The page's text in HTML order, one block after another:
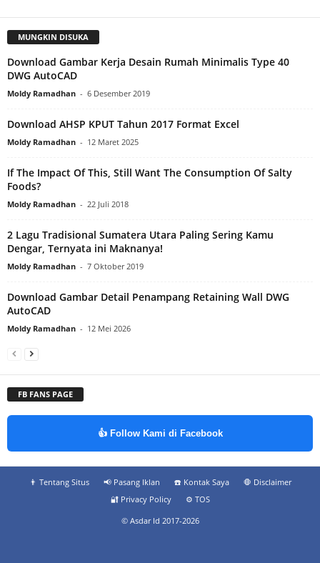
MUNGKIN DISUKA
Download Gambar Kerja Desain Rumah Minimalis Type 40
DWG AutoCAD
Moldy Ramadhan - 6 Desember 2019
Download AHSP KPUT Tahun 2017 Format Excel
Moldy Ramadhan - 12 Maret 2025
If The Impact Of This, Still Want The Consumption Of Salty
Foods?
Moldy Ramadhan - 22 Juli 2018
2 Lagu Tradisional Sumatera Utara Paling Sering Kamu
Dengar, Ternyata ini Maknanya!
Moldy Ramadhan - 7 Oktober 2019
Download Gambar Detail Penampang Retaining Wall DWG
AutoCAD
Moldy Ramadhan - 12 Mei 2026
FB FANS PAGE
👍 Follow Kami di Facebook
👨‍ Tentang Situs 📢 Pasang Iklan ☎️ Kontak Saya
🛑 Disclaimer
🔐 Privacy Policy
⚙️ TOS
© Asdar Id 2017-2026